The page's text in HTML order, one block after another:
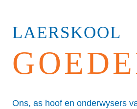
LAERSKOOL
Ons, as hoof en onderwysers